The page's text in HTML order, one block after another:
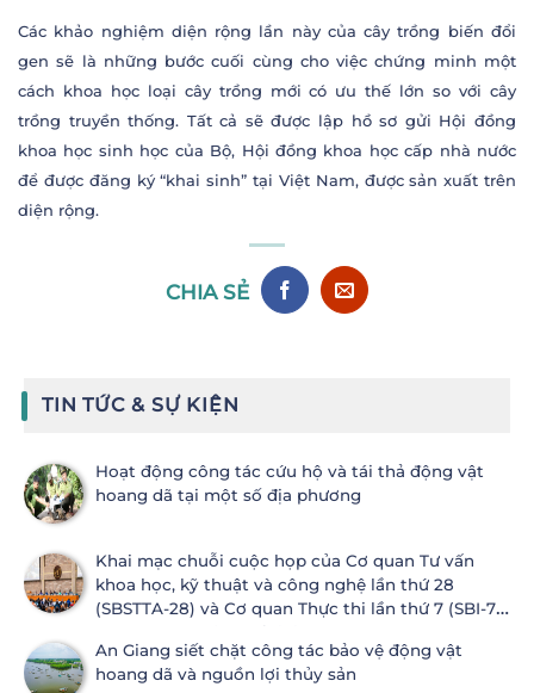
Các khảo nghiệm diện rộng lần này của cây trồng biến đổi
gen sẽ là những bước cuối cùng cho việc chứng minh một
cách khoa học loại cây trồng mới có ưu thế lớn so với cây
trồng truyền thống. Tất cả sẽ được lập hồ sơ gửi Hội đồng
khoa học sinh học của Bộ, Hội đồng khoa học cấp nhà nước
để được đăng ký “khai sinh” tại Việt Nam, được sản xuất trên
diện rộng.
CHIA SẺ
TIN TỨC & SỰ KIỆN
Hoạt động công tác cứu hộ và tái thả động vật
hoang dã tại một số địa phương
Khai mạc chuỗi cuộc họp của Cơ quan Tư vấn
khoa học, kỹ thuật và công nghệ lần thứ 28
(SBSTTA-28) và Cơ quan Thực thi lần thứ 7 (SBI-7)
An Giang siết chặt công tác bảo vệ động vật
hoang dã và nguồn lợi thủy sản